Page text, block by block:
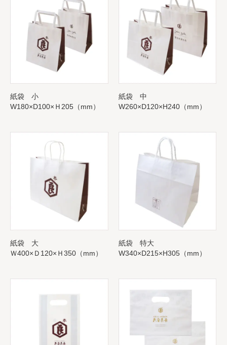
紙袋 小
W180×D100×Ｈ205（mm）
紙袋 中
W260×D120×H240（mm）
紙袋 大
Ｗ400×Ｄ120×Ｈ350（mm）
紙袋 特大
W340×D215×H305（mm）